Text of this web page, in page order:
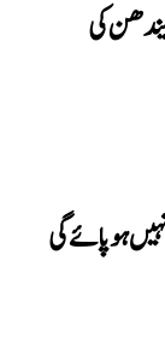
ایندھن کی
ہو پائے گی